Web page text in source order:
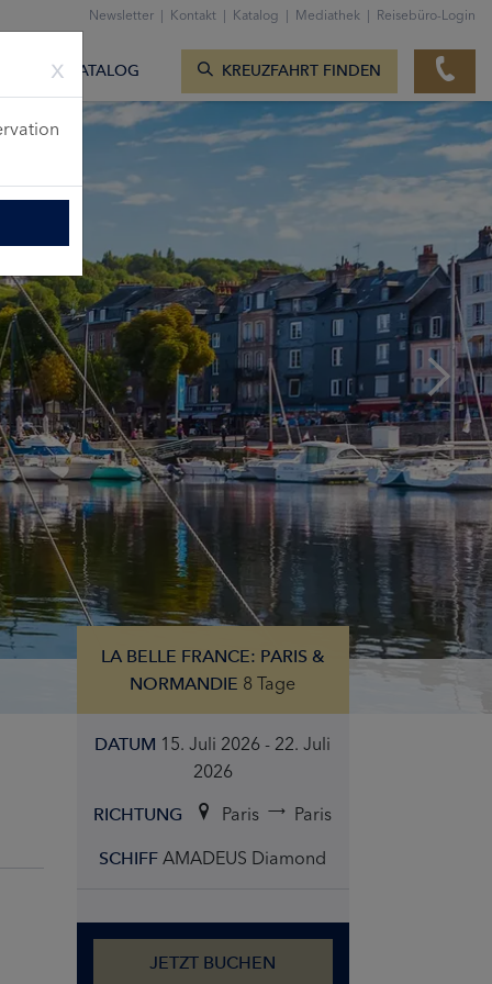
LA BELLE FRANCE: PARIS &
NORMANDIE 8 Tage
DATUM 15. Juli 2026 - 22. Juli
2026
RICHTUNG Paris Paris
SCHIFF AMADEUS Diamond
JETZT BUCHEN
Newsletter | Kontakt | Katalog | Mediathek | Reisebüro-Login
KATALOG KREUZFAHRT FINDEN
ZUM KONTAKTFORMULAR